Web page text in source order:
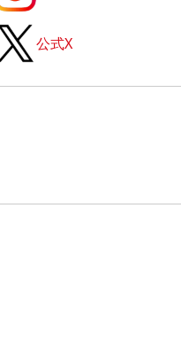
公式X